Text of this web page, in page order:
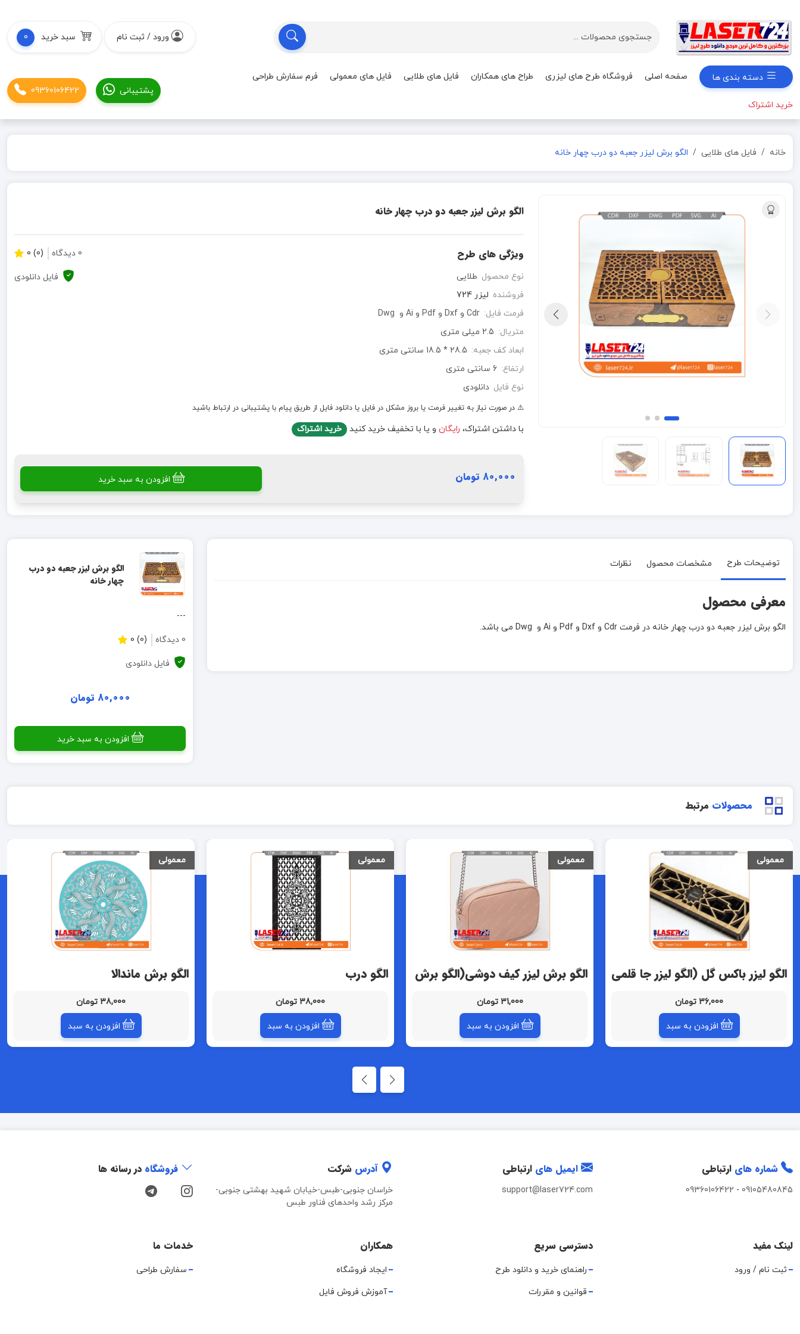
ورود / ثبت نام سبد خرید 0
دسته بندی ها صفحه اصلی فروشگاه طرح های لیزری طراح های همکاران فایل های طلایی فایل های معمولی فرم سفارش طراحی
خرید اشتراک
پشتیبانی 09360106422
خانه فایل های طلایی الگو برش لیزر جعبه دو درب چهار خانه
الگو برش لیزر جعبه دو درب چهار خانه
ویژگی های طرح
نوع محصول طلایی
فروشنده لیزر 724
فرمت فایل: Cdr و Dxf و Pdf و Ai و Dwg
متریال: 2.5 میلی متری
ابعاد کف جعبه: 28.5 * 18.5 سانتی متری
ارتفاع: 6 سانتی متری
نوع فایل دانلودی
0 دیدگاه (0) 0
فایل دانلودی
⚠️ در صورت نیاز به تغییر فرمت یا بروز مشکل در فایل یا دانلود فایل از طریق پیام با پشتیبانی در ارتباط باشید
با داشتن اشتراک، رایگان و یا با تخفیف خرید کنید خرید اشتراک
80,000 تومان افزودن به سبد خرید
توضیحات طرح مشخصات محصول نظرات
معرفی محصول
الگو برش لیزر جعبه دو درب چهار خانه در فرمت Cdr و Dxf و Pdf و Ai و Dwg می باشد.
الگو برش لیزر جعبه دو درب
چهار خانه
---
0 دیدگاه (0) 0
فایل دانلودی
80,000 تومان
افزودن به سبد خرید
محصولات مرتبط
معمولی
الگو لیزر باکس گل (الگو لیزر جا قلمی
36,000 تومان
افزودن به سبد
معمولی
الگو برش لیزر کیف دوشی(الگو برش
31,000 تومان
افزودن به سبد
معمولی
الگو درب
38,000 تومان
افزودن به سبد
معمولی
الگو برش ماندالا
38,000 تومان
افزودن به سبد
شماره های ارتباطی
09105480845
-
09360106422
ایمیل های ارتباطی
support@laser724.com
آدرس شرکت
خراسان جنوبی-طبس-خیابان شهید بهشتی جنوبی-
مرکز رشد واحدهای فناور طبس
فروشگاه در رسانه ها
لینک مفید
ثبت نام / ورود
دسترسی سریع
راهنمای خرید و دانلود طرح
قوانین و مقررات
همکاران
ایجاد فروشگاه
آموزش فروش فایل
خدمات ما
سفارش طراحی